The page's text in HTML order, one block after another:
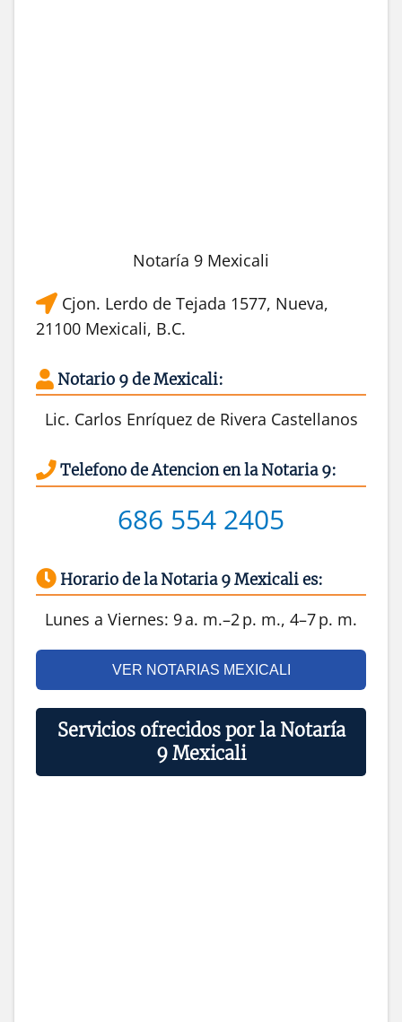
Notaría 9 Mexicali
Cjon. Lerdo de Tejada 1577, Nueva,
21100 Mexicali, B.C.
Notario 9 de Mexicali:
Lic. Carlos Enríquez de Rivera Castellanos
Telefono de Atencion en la Notaria 9:
686 554 2405
Horario de la Notaria 9 Mexicali es:
Lunes a Viernes: 9 a. m.–2 p. m., 4–7 p. m.
VER NOTARIAS MEXICALI
Servicios ofrecidos por la Notaría
9 Mexicali